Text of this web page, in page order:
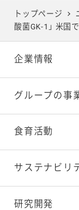
トップページ
酸菌GK-1」 米国
企業情報
グループの事
食育活動
サステナビリ
研究開発